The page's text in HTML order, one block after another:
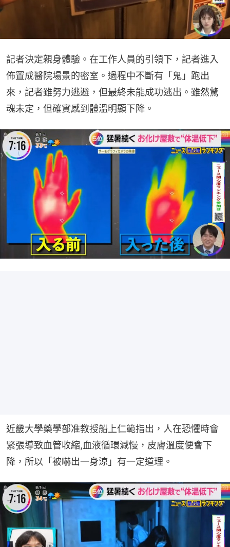
記者決定親身體驗。在工作人員的引領下，記者進入
佈置成醫院場景的密室。過程中不斷有「鬼」跑出
來，記者雖努力逃避，但最終未能成功逃出。雖然驚
魂未定，但確實感到體溫明顯下降。
近畿大學藥學部准教授船上仁範指出，人在恐懼時會
緊張導致血管收縮,血液循環減慢，皮膚溫度便會下
降，所以「被嚇出一身涼」有一定道理。